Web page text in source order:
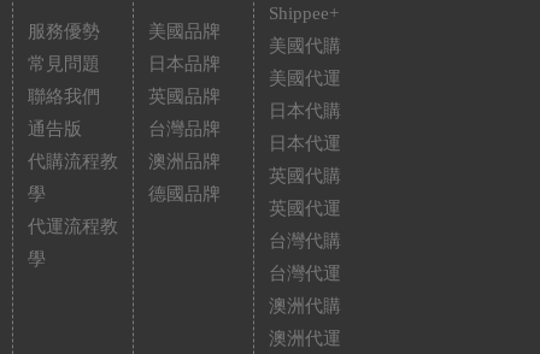
服務優勢
常見問題
聯絡我們
通告版
代購流程教
學
代運流程教
學
美國品牌
日本品牌
英國品牌
台灣品牌
澳洲品牌
德國品牌
Shippee+
美國代購
美國代運
日本代購
日本代運
英國代購
英國代運
台灣代購
台灣代運
澳洲代購
澳洲代運